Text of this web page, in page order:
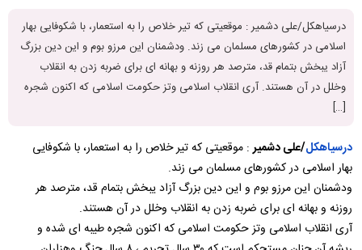
درسیاهکل/علی دشمیر : موقعیتی که تیر خلاص را به استعمار، با شکوفایی بهار
اسلامی در کشورهای مسلمان می زند. ودشمنان این مرزو بوم و این دین بزرگ
آزاد یبخش بتمام قد، مترصد هر روزنه و بهانه ای برای ضربه زدن به انقلاب
وخلل در آن هستند. آری انقلاب اسلامی وتز حکومت اسلامی که اکنون شجره
[…]
درسیاهکل/علی دشمیر: موقعیتی که تیر خلاص را به استعمار، با شکوفایی
بهار اسلامی در کشورهای مسلمان می زند.
ودشمنان این مرزو بوم و این دین بزرگ آزاد یبخش بتمام قد، مترصد هر
روزنه و بهانه ای برای ضربه زدن به انقلاب وخلل در آن هستند.
آری انقلاب اسلامی وتز حکومت اسلامی که اکنون شجره طیبه ای شده و